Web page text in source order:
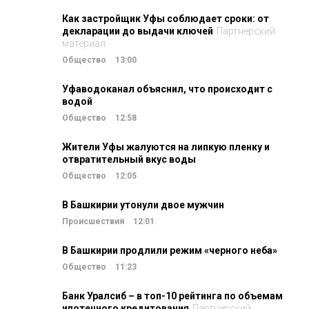
Как застройщик Уфы соблюдает сроки: от
декларации до выдачи ключей Партнерский
материал
Общество 13:00
Уфаводоканал объяснил, что происходит с
водой
Общество 12:58
Жители Уфы жалуются на липкую пленку и
отвратительный вкус воды
Общество 12:05
В Башкирии утонули двое мужчин
Происшествия 12:01
В Башкирии продлили режим «черного неба»
Общество 11:23
Банк Уралсиб – в топ-10 рейтинга по объемам